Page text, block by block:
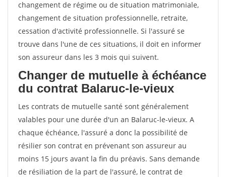
changement de régime ou de situation matrimoniale,
changement de situation professionnelle, retraite,
cessation d'activité professionnelle. Si l'assuré se
trouve dans l'une de ces situations, il doit en informer
son assureur dans les 3 mois qui suivent.
Changer de mutuelle à échéance
du contrat Balaruc-le-vieux
Les contrats de mutuelle santé sont généralement
valables pour une durée d'un an Balaruc-le-vieux. A
chaque échéance, l'assuré a donc la possibilité de
résilier son contrat en prévenant son assureur au
moins 15 jours avant la fin du préavis. Sans demande
de résiliation de la part de l'assuré, le contrat de